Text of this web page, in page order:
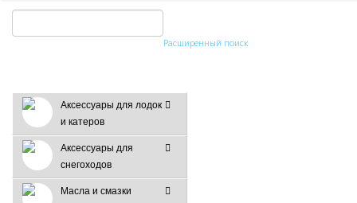
Расширенный поиск
Аксессуары для лодок
и катеров
Аксессуары для
снегоходов
Масла и смазки